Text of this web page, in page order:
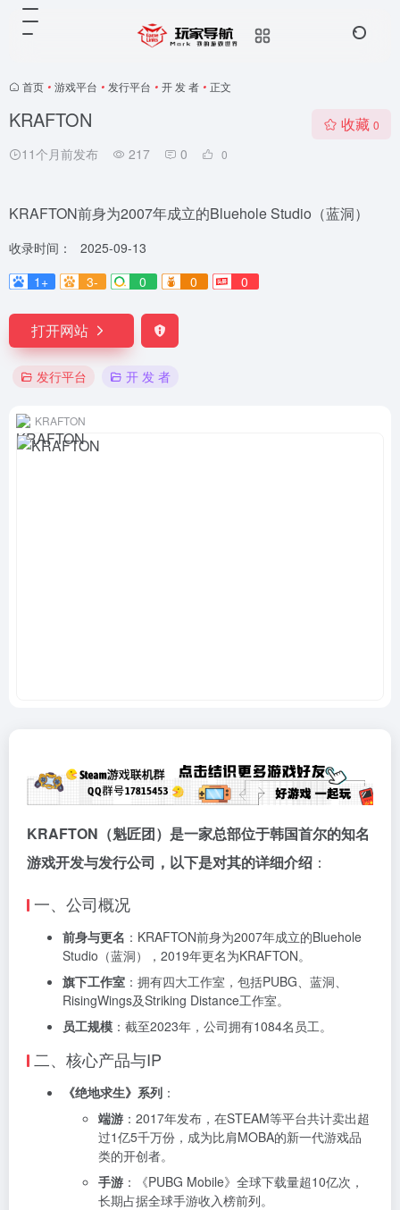
首页 • 游戏平台 • 发行平台 • 开 发 者 • 正文
KRAFTON
11个月前发布 217 0 0
收藏 0
KRAFTON前身为2007年成立的Bluehole Studio（蓝洞）
收录时间：
2025-09-13
1+
3- 0 0 0
打开网站
发行平台 开 发 者
KRAFTON
KRAFTON（魁匠团）是一家总部位于韩国首尔的知名
游戏开发与发行公司，以下是对其的详细介绍 ：
一、公司概况
前身与更名 ：KRAFTON前身为2007年成立的Bluehole
Studio（蓝洞），2019年更名为KRAFTON。
旗下工作室 ：拥有四大工作室，包括PUBG、蓝洞、
RisingWings及Striking Distance工作室。
员工规模 ：截至2023年，公司拥有1084名员工。
二、核心产品与IP
《绝地求生》系列 ：
端游 ：2017年发布，在STEAM等平台共计卖出超
过1亿5千万份，成为比肩MOBA的新一代游戏品
类的开创者。
手游 ：《PUBG Mobile》全球下载量超10亿次，
长期占据全球手游收入榜前列。